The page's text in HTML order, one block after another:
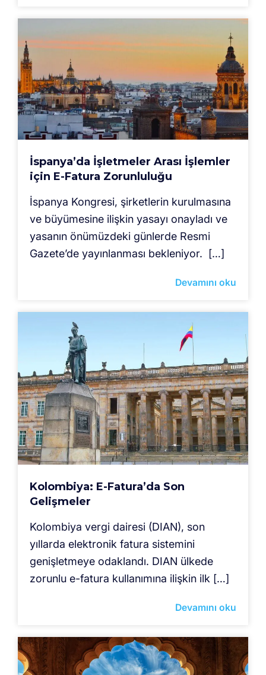
İspanya’da İşletmeler Arası İşlemler
için E-Fatura Zorunluluğu
İspanya Kongresi, şirketlerin kurulmasına
ve büyümesine i̇lişkin yasayı onayladı ve
yasanın önümüzdeki günlerde Resmi
Gazete’de yayınlanması bekleniyor. […]
Devamını oku
Kolombiya: E-Fatura’da Son
Gelişmeler
Kolombiya vergi dairesi (DIAN), son
yıllarda elektronik fatura sistemini
genişletmeye odaklandı. DIAN ülkede
zorunlu e-fatura kullanımına ilişkin ilk […]
Devamını oku